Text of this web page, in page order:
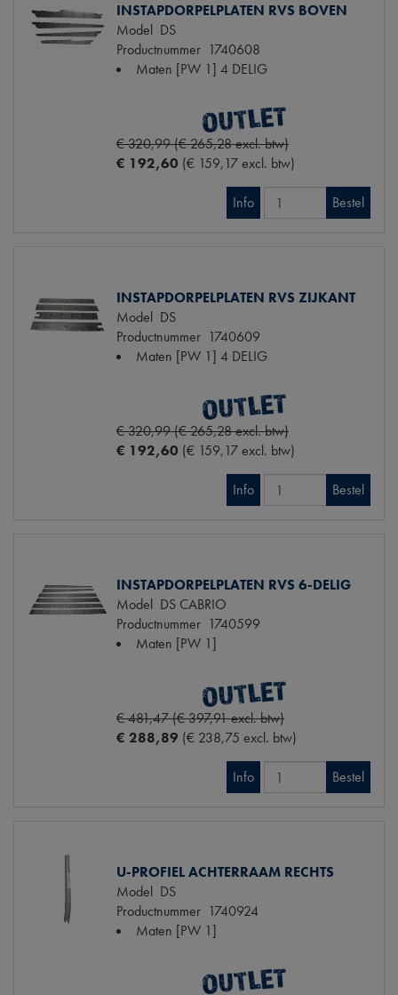
INSTAPDORPELPLATEN RVS BOVEN
Model DS
Productnummer 1740608
Maten [PW 1] 4 DELIG
€ 320,99 (€ 265,28 excl. btw)
€ 192,60 (€ 159,17 excl. btw)
Info Bestel
INSTAPDORPELPLATEN RVS ZIJKANT
Model DS
Productnummer 1740609
Maten [PW 1] 4 DELIG
€ 320,99 (€ 265,28 excl. btw)
€ 192,60 (€ 159,17 excl. btw)
Info Bestel
INSTAPDORPELPLATEN RVS 6-DELIG
Model DS CABRIO
Productnummer 1740599
Maten [PW 1]
€ 481,47 (€ 397,91 excl. btw)
€ 288,89 (€ 238,75 excl. btw)
Info Bestel
U-PROFIEL ACHTERRAAM RECHTS
Model DS
Productnummer 1740924
Maten [PW 1]